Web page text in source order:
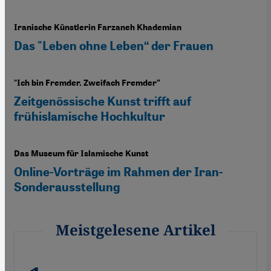
Iranische Künstlerin Farzaneh Khademian
Das "Leben ohne Leben“ der Frauen
"Ich bin Fremder. Zweifach Fremder“
Zeitgenössische Kunst trifft auf
frühislamische Hochkultur
Das Museum für Islamische Kunst
Online-Vorträge im Rahmen der Iran-
Sonderausstellung
Meistgelesene Artikel